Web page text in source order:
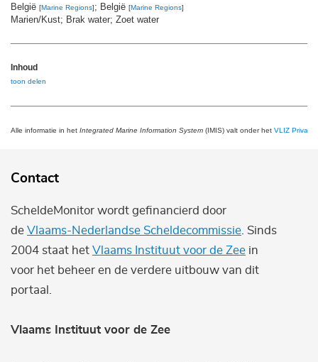
België [Marine Regions]; België [Marine Regions]
Marien/Kust; Brak water; Zoet water
Inhoud
toon delen
Alle informatie in het Integrated Marine Information System (IMIS) valt onder het VLIZ Privacy
Contact
ScheldeMonitor wordt gefinancierd door
de Vlaams-Nederlandse Scheldecommissie . Sinds
2004 staat het Vlaams Instituut voor de Zee in
voor het beheer en de verdere uitbouw van dit
portaal.
Vlaams Instituut voor de Zee